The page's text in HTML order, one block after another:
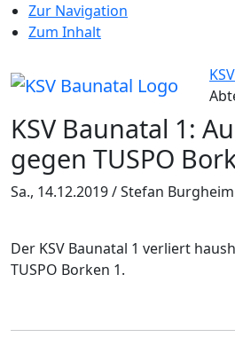
Zur Navigation
Zum Inhalt
KSV
KSV Baunatal 1:
gegen TUSPO
Sa., 14.12.2019 / Stefan Burgheim
Der KSV Baunatal 1 verliert
TUSPO Borken 1.